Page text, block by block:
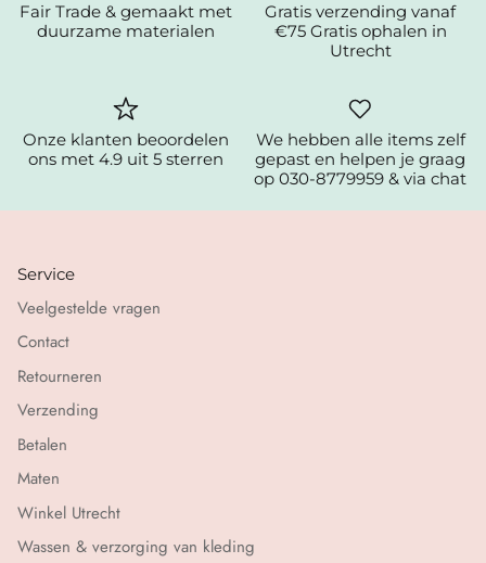
Fair Trade & gemaakt met
duurzame materialen
Gratis verzending vanaf
€75 Gratis ophalen in
Utrecht
Onze klanten beoordelen
ons met 4.9 uit 5 sterren
We hebben alle items zelf
gepast en helpen je graag
op 030-8779959 & via chat
Service
Veelgestelde vragen
Contact
Retourneren
Verzending
Betalen
Maten
Winkel Utrecht
Wassen & verzorging van kleding